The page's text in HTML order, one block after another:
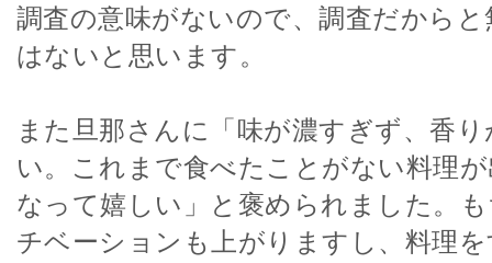
調査の意味がないので、調査だから
はないと思います。
また旦那さんに「味が濃すぎず、香
い。これまで食べたことがない料理
なって嬉しい」と褒められました。
チベーションも上がりますし、料理